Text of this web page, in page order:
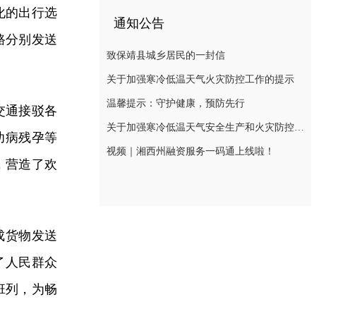
的出行选
分别发送
通接驳各
病残孕等
营造了欢
货物发送
人民群众
列，为畅
通知公告
致保靖县城乡居民的一封信
关于加强寒冷低温天气火灾防控工作的提示
温馨提示：守护健康，预防先行
关于加强寒冷低温天气安全生产和火灾防控工作的提示
视频｜湘西州融资服务一码通上线啦！